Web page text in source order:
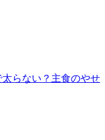
太らない？主食のやせ